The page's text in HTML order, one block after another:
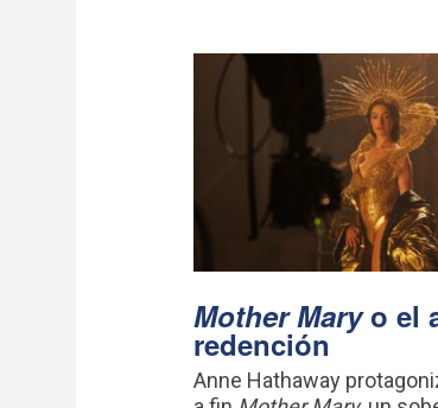
Mother Maryo el
redención
Anne Hathaway